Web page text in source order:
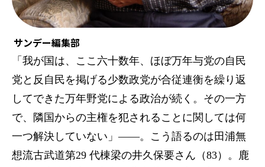
サンデー編集部
「我が国は、ここ六十数年、ほぼ万年与党の自民
党と反自民を掲げる少数政党が合従連衡を繰り返
してできた万年野党による政治が続く。その一方
で、隣国からの主権を犯されることに関しては何
一つ解決していない」――。こう語るのは田浦無
想流古武道第29 代棟梁の井久保要さん（83）。鹿